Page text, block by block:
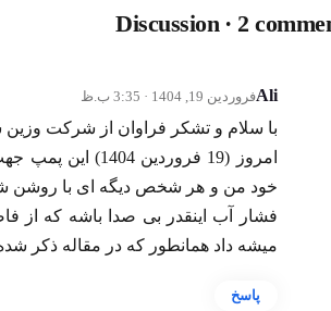
Discussion · 2
Aliفروردین 19, 1404 · 3:35 ب.ظ
با سلام و تشکر فراوان از شرکت وزین
امروز (19
خود من و هر شخص دیگه ای با روشن
میشه داد همانطور که در مقاله ذکر
پاسخ